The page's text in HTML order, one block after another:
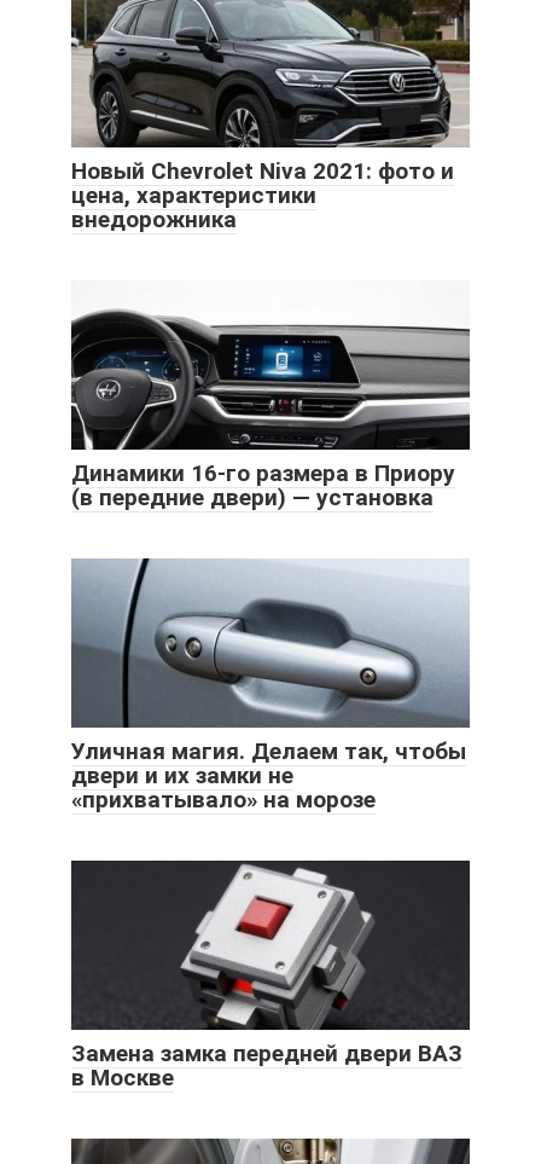
Новый Chevrolet Niva 2021: фото и
цена, характеристики
внедорожника
Динамики 16-го размера в Приору
(в передние двери) — установка
Уличная магия. Делаем так, чтобы
двери и их замки не
«прихватывало» на морозе
Замена замка передней двери ВАЗ
в Москве